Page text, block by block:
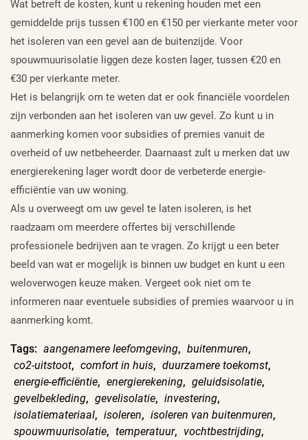
Wat betreft de kosten, kunt u rekening houden met een
gemiddelde prijs tussen €100 en €150 per vierkante meter voor
het isoleren van een gevel aan de buitenzijde. Voor
spouwmuurisolatie liggen deze kosten lager, tussen €20 en
€30 per vierkante meter.
Het is belangrijk om te weten dat er ook financiële voordelen
zijn verbonden aan het isoleren van uw gevel. Zo kunt u in
aanmerking komen voor subsidies of premies vanuit de
overheid of uw netbeheerder. Daarnaast zult u merken dat uw
energierekening lager wordt door de verbeterde energie-
efficiëntie van uw woning.
Als u overweegt om uw gevel te laten isoleren, is het
raadzaam om meerdere offertes bij verschillende
professionele bedrijven aan te vragen. Zo krijgt u een beter
beeld van wat er mogelijk is binnen uw budget en kunt u een
weloverwogen keuze maken. Vergeet ook niet om te
informeren naar eventuele subsidies of premies waarvoor u in
aanmerking komt.
Tags: aangenamere leefomgeving, buitenmuren,
co2-uitstoot, comfort in huis, duurzamere toekomst,
energie-efficiëntie, energierekening, geluidsisolatie,
gevelbekleding, gevelisolatie, investering,
isolatiemateriaal, isoleren, isoleren van buitenmuren,
spouwmuurisolatie, temperatuur, vochtbestrijding,